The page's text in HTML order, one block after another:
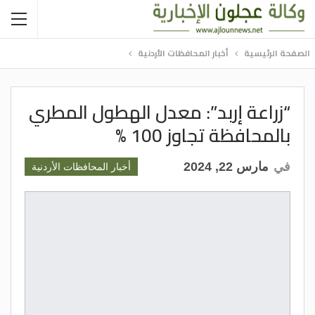
الصفحة الرئيسية أخبار المحافظات الأردنية
“زراعة إربد”: معدل الهطول المطري
بالمحافظة تجاوز 100 %
أخبار المحافظات الأردنية في مارس 22, 2024